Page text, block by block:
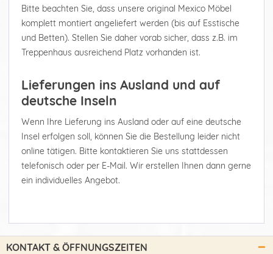
Bitte beachten Sie, dass unsere original Mexico Möbel
komplett montiert angeliefert werden (bis auf Esstische
und Betten). Stellen Sie daher vorab sicher, dass z.B. im
Treppenhaus ausreichend Platz vorhanden ist.
Lieferungen ins Ausland und auf
deutsche Inseln
Wenn Ihre Lieferung ins Ausland oder auf eine deutsche
Insel erfolgen soll, können Sie die Bestellung leider nicht
online tätigen. Bitte kontaktieren Sie uns stattdessen
telefonisch oder per E-Mail. Wir erstellen Ihnen dann gerne
ein individuelles Angebot.
KONTAKT & ÖFFNUNGSZEITEN